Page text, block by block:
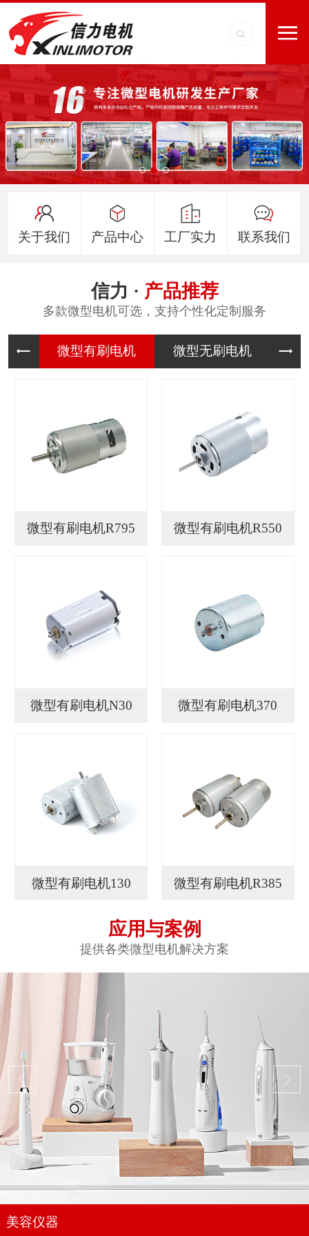
关于我们 产品中心 工厂实力 联系我们
信力 · 产品推荐
多款微型电机可选，支持个性化定制服务
微型有刷 微型无刷 微
微型有刷电机R795 微型有刷电机R550
微型有刷电机N30 微型有刷电机370
微型有刷电机130 微型有刷电机R385
应用与案例
提供各类微型电机解决方案
美容仪器